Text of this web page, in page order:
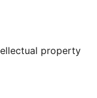
property